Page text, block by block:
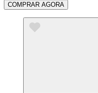
COMPRAR AGORA